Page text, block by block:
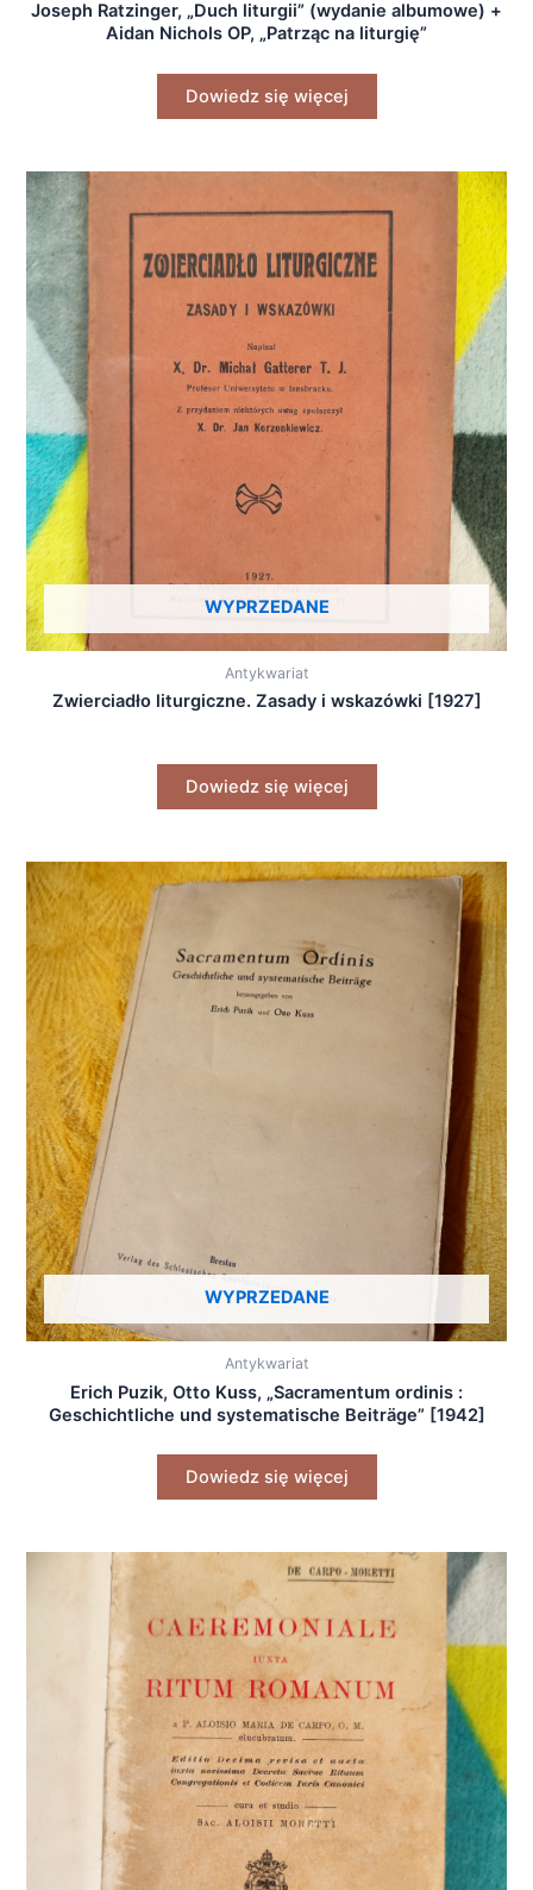
Joseph Ratzinger, „Duch liturgii” (wydanie albumowe) +
Aidan Nichols OP, „Patrząc na liturgię”
Dowiedz się więcej
WYPRZEDANE
Antykwariat
Zwierciadło liturgiczne. Zasady i wskazówki [1927]
Dowiedz się więcej
WYPRZEDANE
Antykwariat
Erich Puzik, Otto Kuss, „Sacramentum ordinis :
Geschichtliche und systematische Beiträge” [1942]
Dowiedz się więcej